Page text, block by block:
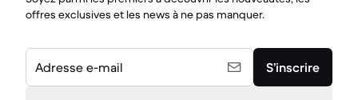
offres exclusives et les news à ne pas manquer.
Adresse e-mail S’inscrire